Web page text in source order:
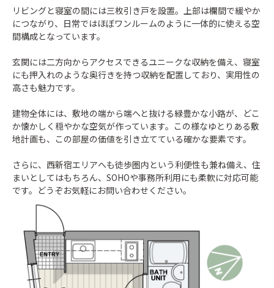
リビングと寝室の間には三枚引き戸を設置。上部は欄間で緩やか
につながり、日常ではほぼワンルームのように一体的に使える空
間構成となっています。
玄関には二方向からアクセスできるユニークな収納を備え、寝室
にも押入れのような奥行きを持つ収納を配置しており、実用性の
高さも魅力です。
建物全体には、敷地の端から端へと抜ける緑豊かな小路が、どこ
か懐かしく穏やかな空気が作っています。この様なゆとりある敷
地計画も、この部屋の価値を引き立てている確かな要素です。
さらに、西新宿エリアへも徒歩圏内という利便性も兼ね備え、住
まいとしてはもちろん、SOHOや事務所利用にも柔軟に対応可能
です。どうぞお気軽にお問い合わせください。